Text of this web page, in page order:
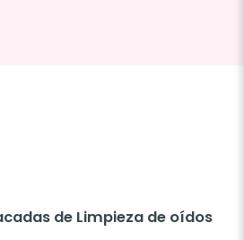
de Limpieza de oídos